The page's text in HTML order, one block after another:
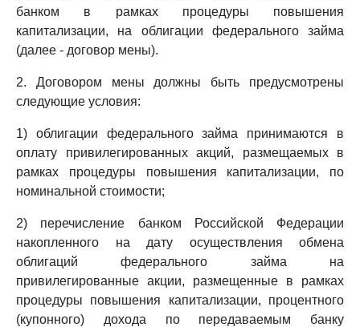
банком в рамках процедуры повышения
капитализации, на облигации федерального займа
(далее - договор мены).
2. Договором мены должны быть предусмотрены
следующие условия:
1) облигации федерального займа принимаются в
оплату привилегированных акций, размещаемых в
рамках процедуры повышения капитализации, по
номинальной стоимости;
2) перечисление банком Российской Федерации
накопленного на дату осуществления обмена
облигаций федерального займа на
привилегированные акции, размещенные в рамках
процедуры повышения капитализации, процентного
(купонного) дохода по передаваемым банку